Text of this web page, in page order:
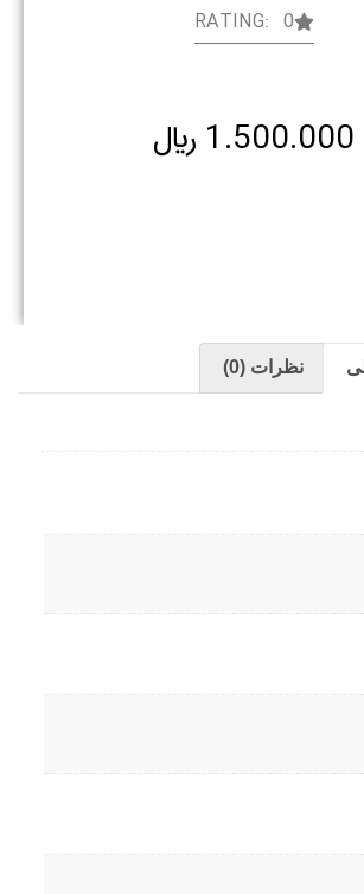
RATING: 0
1.500.000 ﷼
نظرات (0)